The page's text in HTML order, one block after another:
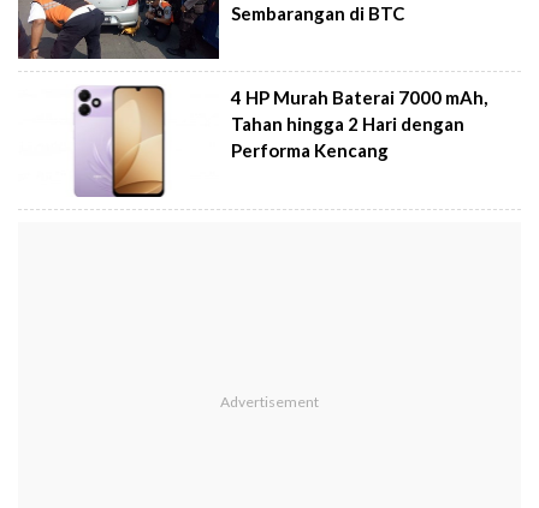
Sembarangan di BTC
4 HP Murah Baterai 7000 mAh,
Tahan hingga 2 Hari dengan
Performa Kencang